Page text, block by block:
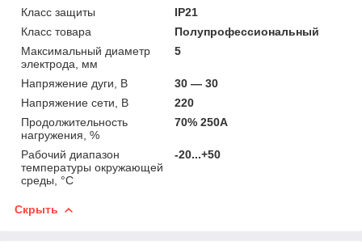
Класс защиты
IP21
Класс товара
Полупрофессиональный
Максимальный диаметр
электрода, мм
5
Напряжение дуги, В
30 — 30
Напряжение сети, В
220
Продолжительность
нагружения, %
70% 250А
Рабочий диапазон
температуры окружающей
среды, °C
-20...+50
Скрыть